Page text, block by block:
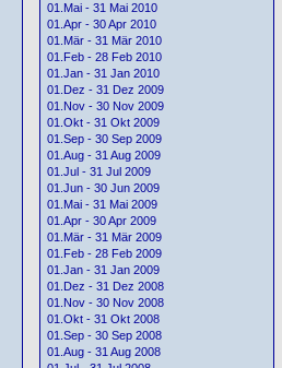
01.Mai - 31 Mai 2010
01.Apr - 30 Apr 2010
01.Mär - 31 Mär 2010
01.Feb - 28 Feb 2010
01.Jan - 31 Jan 2010
01.Dez - 31 Dez 2009
01.Nov - 30 Nov 2009
01.Okt - 31 Okt 2009
01.Sep - 30 Sep 2009
01.Aug - 31 Aug 2009
01.Jul - 31 Jul 2009
01.Jun - 30 Jun 2009
01.Mai - 31 Mai 2009
01.Apr - 30 Apr 2009
01.Mär - 31 Mär 2009
01.Feb - 28 Feb 2009
01.Jan - 31 Jan 2009
01.Dez - 31 Dez 2008
01.Nov - 30 Nov 2008
01.Okt - 31 Okt 2008
01.Sep - 30 Sep 2008
01.Aug - 31 Aug 2008